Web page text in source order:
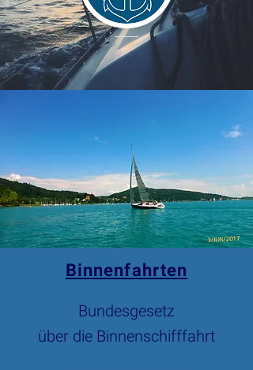
Binnenfahrten
Bundesgesetz
über die Binnenschifffahrt